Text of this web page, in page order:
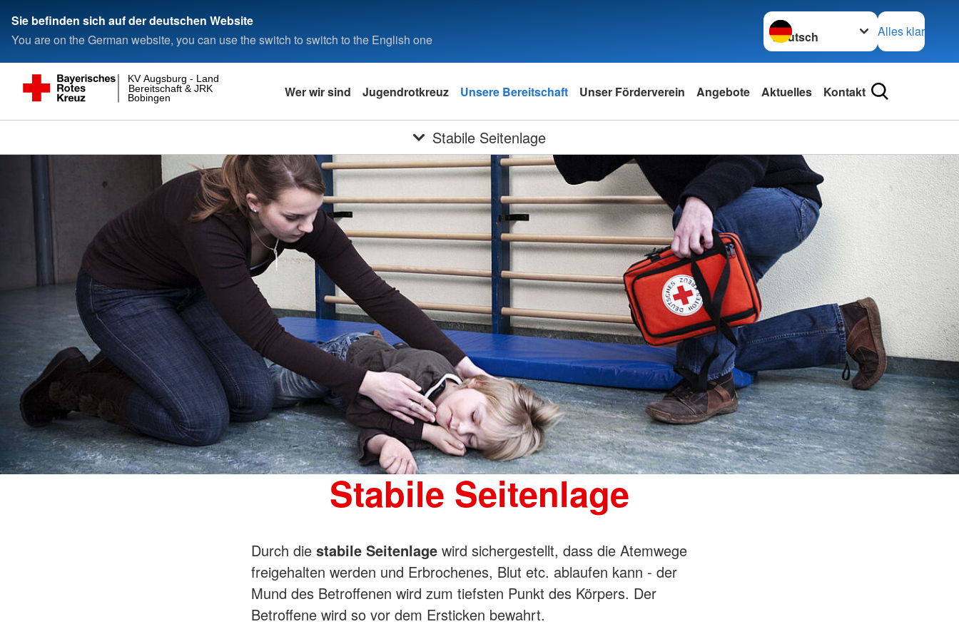
Sie befinden sich auf der deutschen Website
You are on the German website, you can use the switch to switch to the English one
Sprache wechseln zu
Alles klar
Bobingen
Bereitschaft & JRK
KV Augsburg - Land
Wer wir sind Jugendrotkreuz Unsere Bereitschaft Unser Förderverein Angebote Aktuelles Kontakt
Stabile Seitenlage
Stabile Seitenlage
Durch die stabile Seitenlage wird sichergestellt, dass die Atemwege
freigehalten werden und Erbrochenes, Blut etc. ablaufen kann - der
Mund des Betroffenen wird zum tiefsten Punkt des Körpers. Der
Betroffene wird so vor dem Ersticken bewahrt.